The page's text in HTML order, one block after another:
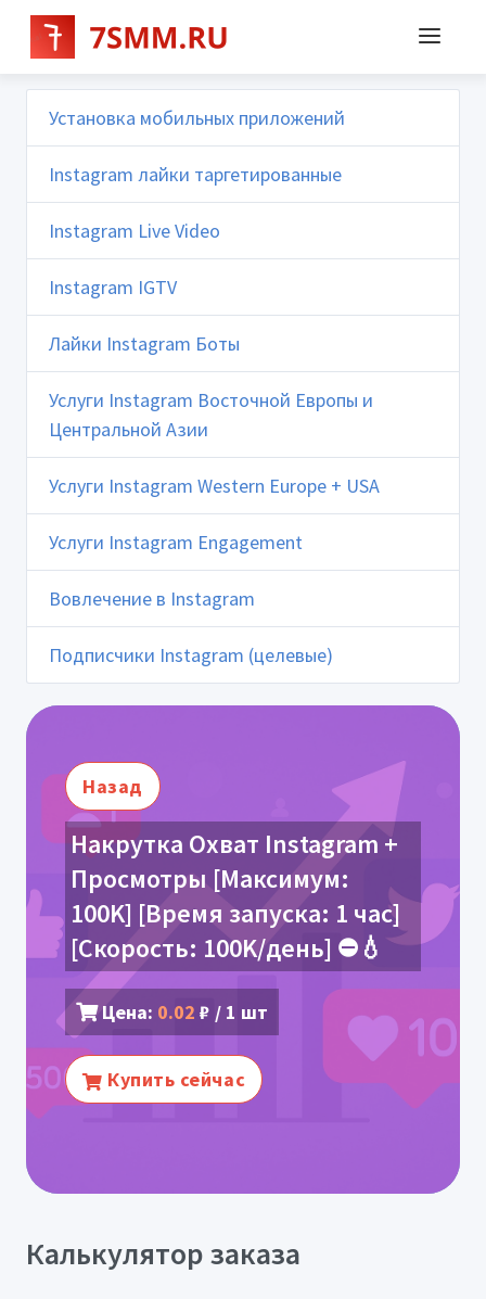
Установка мобильных приложений
Instagram лайки таргетированные
Instagram Live Video
Instagram IGTV
Лайки Instagram Боты
Услуги Instagram Восточной Европы и
Центральной Азии
Услуги Instagram Western Europe + USA
Услуги Instagram Engagement
Вовлечение в Instagram
Подписчики Instagram (целевые)
Назад
Накрутка Охват Instagram +
Просмотры [Максимум:
100K] [Время запуска: 1 час]
[Скорость: 100K/день] ⛔️💧
Цена: 0.02 ₽ / 1 шт
Купить сейчас
Калькулятор заказа